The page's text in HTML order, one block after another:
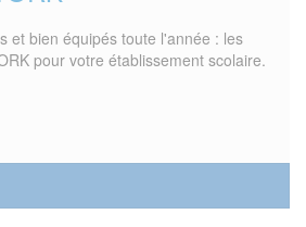
et bien équipés toute l'année : les
pour votre établissement scolaire.